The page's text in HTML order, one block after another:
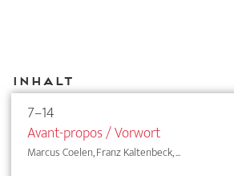
Inhalt
7–14
Avant-propos / Vorwort
Marcus Coelen, Franz Kaltenbeck, ...